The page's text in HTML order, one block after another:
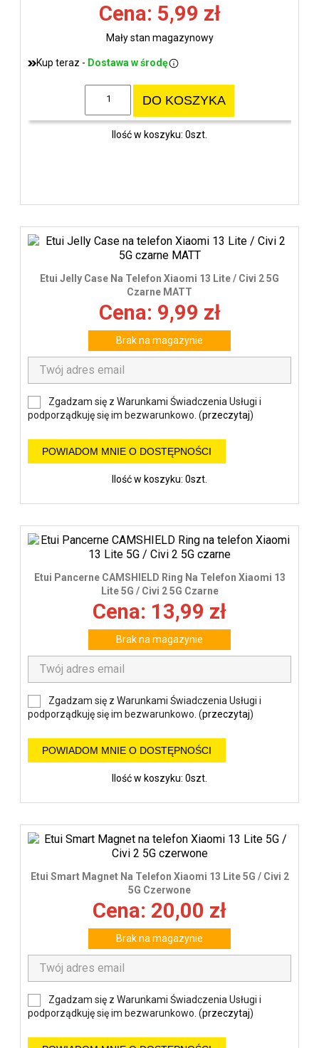
Cena: 5,99 zł
Mały stan magazynowy
Kup teraz - Dostawa w środę
DO KOSZYKA
Ilość w koszyku: 0szt.
Etui Jelly Case Na Telefon Xiaomi 13 Lite / Civi 2 5G
Czarne MATT
Cena: 9,99 zł
Brak na magazynie
Zgadzam się z Warunkami Świadczenia Usługi i
podporządkuję się im bezwarunkowo. (przeczytaj)
POWIADOM MNIE O DOSTĘPNOŚCI
Ilość w koszyku: 0szt.
Etui Pancerne CAMSHIELD Ring Na Telefon Xiaomi 13
Lite 5G / Civi 2 5G Czarne
Cena: 13,99 zł
Brak na magazynie
Zgadzam się z Warunkami Świadczenia Usługi i
podporządkuję się im bezwarunkowo. (przeczytaj)
POWIADOM MNIE O DOSTĘPNOŚCI
Ilość w koszyku: 0szt.
Etui Smart Magnet Na Telefon Xiaomi 13 Lite 5G / Civi 2
5G Czerwone
Cena: 20,00 zł
Brak na magazynie
Zgadzam się z Warunkami Świadczenia Usługi i
podporządkuję się im bezwarunkowo. (przeczytaj)